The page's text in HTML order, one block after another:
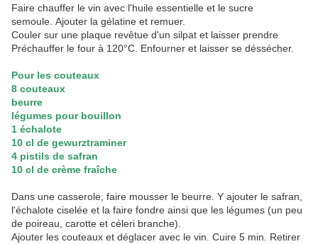
Faire chauffer le vin avec l'huile essentielle et le sucre
semoule. Ajouter la gélatine et remuer.
Couler sur une plaque revêtue d'un silpat et laisser prendre
Préchauffer le four à 120°C. Enfourner et laisser se déssécher.
Pour les couteaux
8 couteaux
beurre
légumes pour bouillon
1 échalote
10 cl de gewurztraminer
4 pistils de safran
10 cl de crème fraîche
Dans une casserole, faire mousser le beurre. Y ajouter le safran,
l'échalote ciselée et la faire fondre ainsi que les légumes (un peu
de poireau, carotte et céleri branche).
Ajouter les couteaux et déglacer avec le vin. Cuire 5 min. Retirer